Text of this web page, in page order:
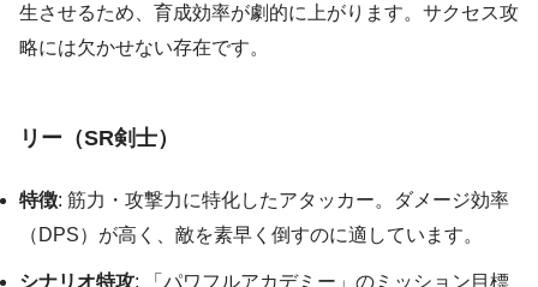
生させるため、育成効率が劇的に上がります。サクセス攻
略には欠かせない存在です。
リー（SR剣士）
特徴: 筋力・攻撃力に特化したアタッカー。ダメージ効率
（DPS）が高く、敵を素早く倒すのに適しています。
シナリオ特攻: 「パワフルアカデミー」のミッション目標